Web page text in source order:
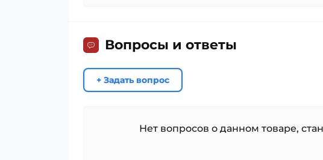
Вопросы и ответы
+ Задать вопрос
Нет вопросов о данном товаре,